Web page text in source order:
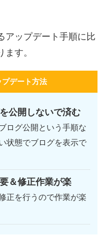
アップデート手順に比
す。
デート方法
公開しないで済む
ログ公開という手順な
状態でブログを表示で
＆修正作業が楽
正を行うので作業が楽